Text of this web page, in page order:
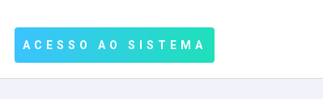
ACESSO AO SISTEMA